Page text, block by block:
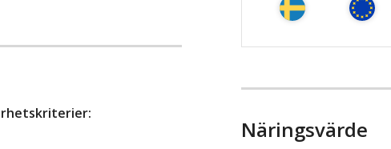
Näringsvärde